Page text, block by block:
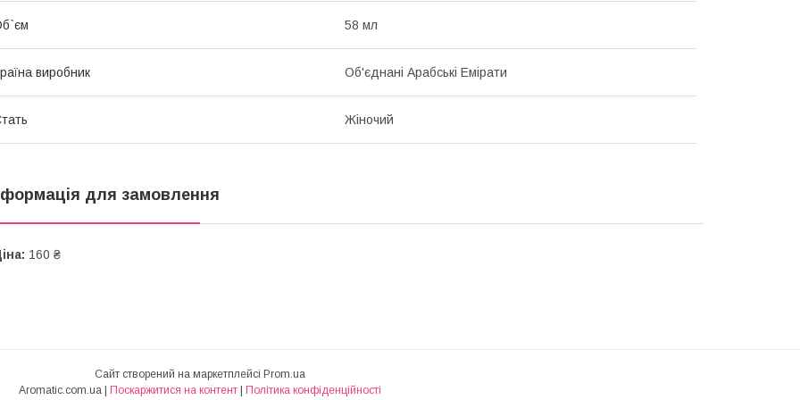
58 мл
виробник Об'єднані Арабські Емірати
Жіночий
для замовлення
160 ₴
Сайт створений на маркетплейсі Prom.ua
Aromatic.com.ua | Поскаржитися на контент | Політика конфіденційності